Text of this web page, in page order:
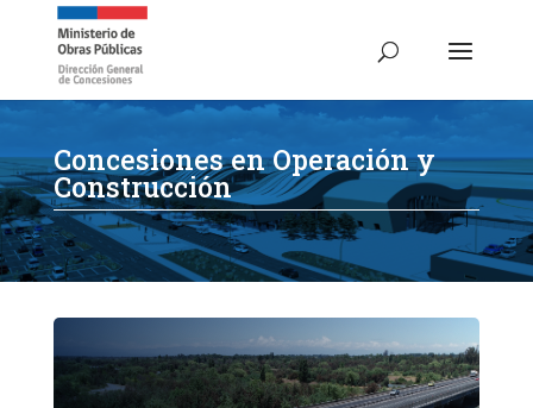
Concesiones en Operación y
Construcción